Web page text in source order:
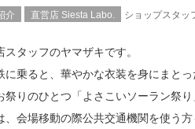
介 直営店 Siesta Labo. ショップスタッ
タッフのヤマザキです。
に乗ると、華やかな衣装を身にまと
祭りのひとつ「よさこいソーラン祭り
、会場移動の際公共交通機関を使う